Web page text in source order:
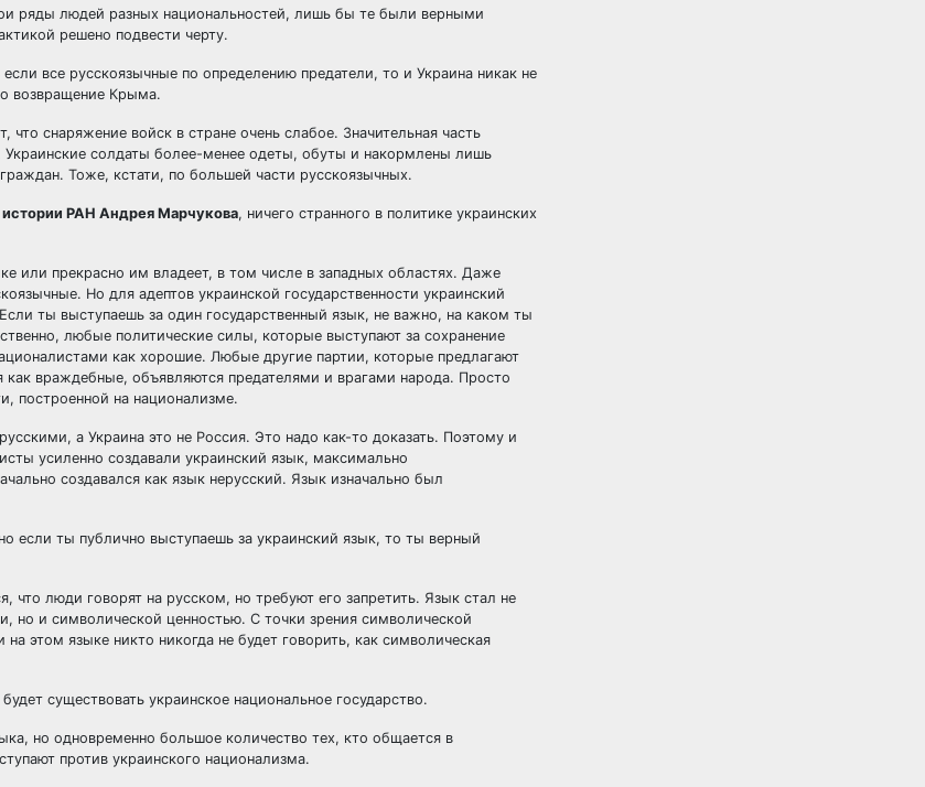
ряды людей разных национальностей, лишь бы те были верными
решено подвести черту.
все русскоязычные по определению предатели, то и Украина никак не
возвращение Крыма.
снаряжение войск в стране очень слабое. Значительная часть
солдаты более-менее одеты, обуты и накормлены лишь
Тоже, кстати, по большей части русскоязычных.
истории РАН Андрея Марчукова, ничего странного в политике украинских
или прекрасно им владеет, в том числе в западных областях. Даже
Но для адептов украинской государственности украинский
ты выступаешь за один государственный язык, не важно, на каком ты
любые политические силы, которые выступают за сохранение
как хорошие. Любые другие партии, которые предлагают
враждебные, объявляются предателями и врагами народа. Просто
построенной на национализме.
а Украина это не Россия. Это надо как-то доказать. Поэтому и
усиленно создавали украинский язык, максимально
создавался как язык нерусский. Язык изначально был
если ты публично выступаешь за украинский язык, то ты верный
что люди говорят на русском, но требуют его запретить. Язык стал не
но и символической ценностью. С точки зрения символической
этом языке никто никогда не будет говорить, как символическая
существовать украинское национальное государство.
но одновременно большое количество тех, кто общается в
против украинского национализма.